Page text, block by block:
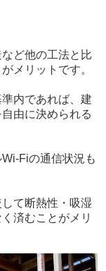
ど他の工法と比
メリットです。
内であれば、建
由に決められる
Fiの通信状況も
て断熱性・吸湿
済むことがメリ